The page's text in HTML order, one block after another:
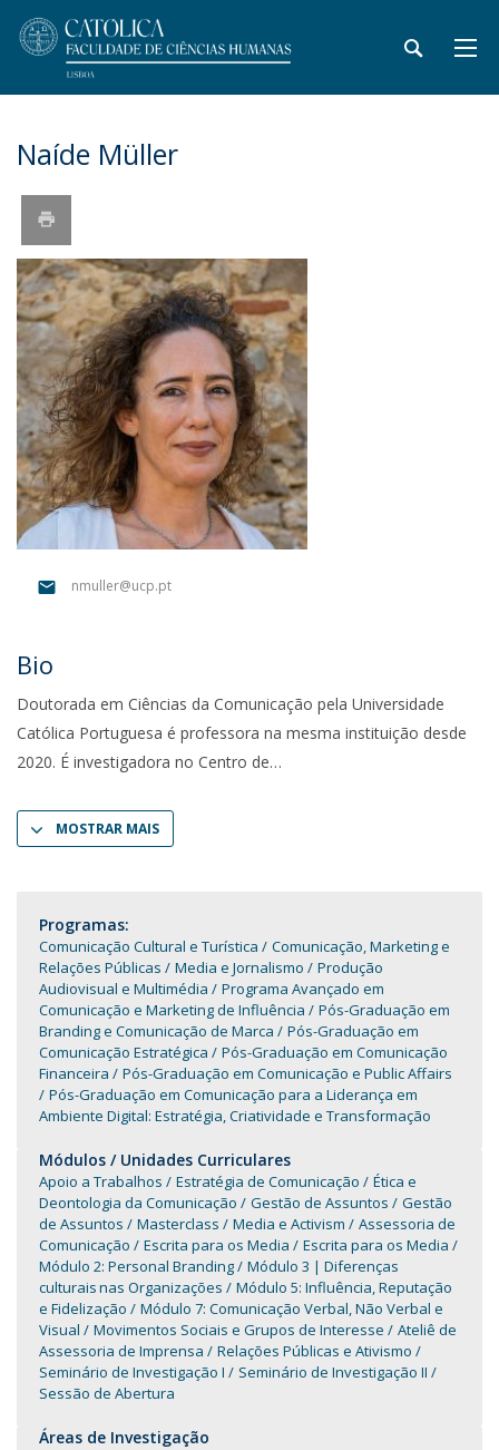
Naíde Müller
nmuller@ucp.pt
Bio
Doutorada em Ciências da Comunicação pela Universidade
Católica Portuguesa é professora na mesma instituição desde
2020. É investigadora no Centro de
MOSTRAR MAIS
Programas:
Comunicação Cultural e Turística
Comunicação, Marketing e
Relações Públicas
Media e Jornalismo
Produção
Audiovisual e Multimédia
Programa Avançado em
Comunicação e Marketing de Influência
Pós-Graduação em
Branding e Comunicação de Marca
Pós-Graduação em
Comunicação Estratégica
Pós-Graduação em Comunicação
Financeira
Pós-Graduação em Comunicação e Public Affairs
Pós-Graduação em Comunicação para a Liderança em
Ambiente Digital: Estratégia, Criatividade e Transformação
Módulos / Unidades Curriculares
Apoio a Trabalhos Estratégia de Comunicação
Ética e
Deontologia da Comunicação
Gestão de Assuntos
Gestão
de Assuntos
Masterclass Media e Activism
Assessoria de
Comunicação
Escrita para os Media
Escrita para os Media
Módulo 2: Personal Branding
Módulo 3 | Diferenças
culturais nas Organizações
Módulo 5: Influência, Reputação
e Fidelização
Módulo 7: Comunicação Verbal, Não Verbal e
Visual
Movimentos Sociais e Grupos de Interesse
Ateliê de
Assessoria de Imprensa
Relações Públicas e Ativismo
Seminário de Investigação I
Seminário de Investigação II
Sessão de Abertura
Áreas de Investigação